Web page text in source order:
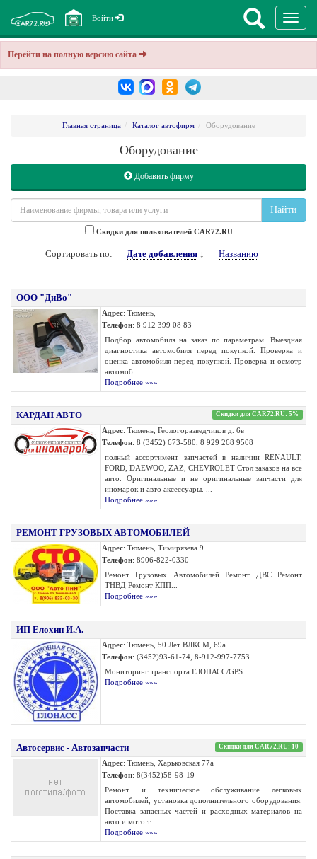
Перейти на полную версию сайта
Войти
Главная страница Каталог автофирм Оборудование
Оборудование
Добавить фирму
Найти
Cкидки для пользователей CAR72.RU
Сортировать по: Дате добавления↓ Названию
ООО "ДиВо"
Адрес: Тюмень,
Телефон: 8 912 399 08 83
Подбор автомобиля на заказ по параметрам. Выездная
диагностика автомобиля перед покупкой. Проверка и
оценка автомобиля перед покупкой. Проверка и осмотр
автомоб...
Подробнее »»»
КАРДАН АВТО Скидки для CAR72.RU: 5%
Адрес: Тюмень, Геологоразведчиков д. 6в
Телефон: 8 (3452) 673-580, 8 929 268 9508
полный ассортимент запчастей в наличии RENAULT,
FORD, DAEWOO, ZAZ, CHEVROLET Стол заказов на все
авто. Оригинальные и не оригинальные запчасти для
иномарок и авто аксессуары. ...
Подробнее »»»
РЕМОНТ ГРУЗОВЫХ АВТОМОБИЛЕЙ
Адрес: Тюмень, Тимирязева 9
Телефон: 8906-822-0330
Ремонт Грузовых Автомобилей Ремонт ДВС Ремонт
ТНВД Ремонт КПП...
Подробнее »»»
ИП Елохин И.А.
Адрес: Тюмень, 50 Лет ВЛКСМ, 69а
Телефон: (3452)93-61-74, 8-912-997-7753
Мониторинг транспорта ГЛОНАСС/GPS...
Подробнее »»»
Автосервис - Автозапчасти Скидки для CAR72.RU: 10
Адрес: Тюмень, Харьковская 77а
Телефон: 8(3452)58-98-19
Ремонт и техническое обслуживание легковых
автомобилей, установка дополнительного оборудования.
Поставка запасных частей и расходных материалов на
авто и мото т...
Подробнее »»»